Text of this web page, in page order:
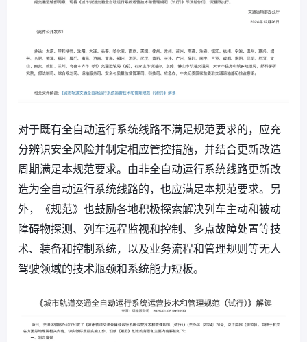
对于既有全自动运行系统线路不满足规范要求的，应充
分辨识安全风险并制定相应管控措施，并结合更新改造
周期满足本规范要求。由非全自动运行系统线路更新改
造为全自动运行系统线路的，也应满足本规范要求。另
外，《规范》也鼓励各地积极探索解决列车主动和被动
障碍物探测、列车远程监视和控制、多点故障处置等技
术、装备和控制系统，以及业务流程和管理规则等无人
驾驶领域的技术瓶颈和系统能力短板。